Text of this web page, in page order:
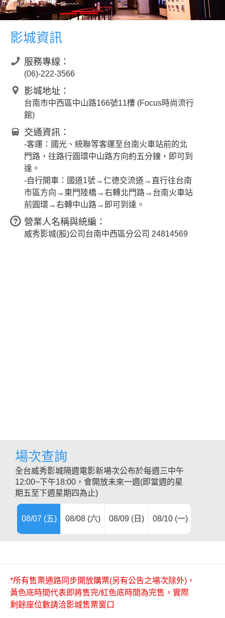
影城資訊
服務專線：
(06)-222-3566
影城地址：
台南市中西區中山路166號11樓 (Focus時尚流行
館)
交通資訊：
-客運：國光、統聯等客運至台南火車站前的北
門路，往路行圓環中山路方向約五分鐘，即可到
達。
-自行開車：國道1號→仁德交流道→直行往台南
市區方向→東門陸橋→右轉北門路→台南火車站
前圓環→右轉中山路→即可到達。
營業人名稱與統編：
威秀影城(股)公司台南中西區分公司 24814569
場次查詢
全台威秀影城隔週電影新場次公布於每週三中午
12:00~下午18:00，會開放未來一週(即當週的星
期五至下週星期四為止)
08/07 (五) 08/08 (六) 08/09 (日) 08/10 (一)
*所有售票通路同步開放購票(另有公告之場次除外)，
黃色底時間代表即將售完/紅色底時間為完售，實際
剩餘座位數請洽影城售票窗口